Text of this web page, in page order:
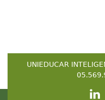
UNIEDUCAR